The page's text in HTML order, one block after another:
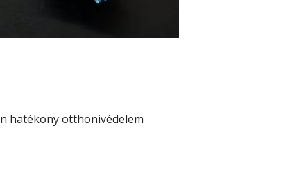
hatékony otthonivédelem